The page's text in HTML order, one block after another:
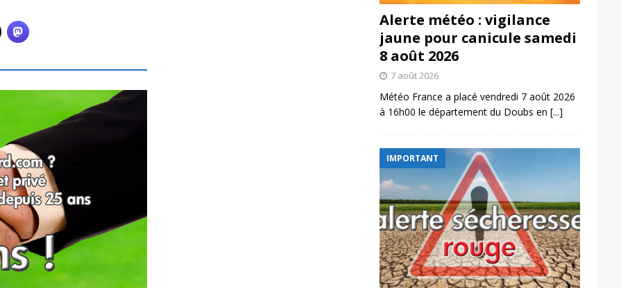
Alerte météo : vigilance
jaune pour canicule samedi
8 août 2026
7 août 2026
Météo France a placé vendredi 7 août 2026
à 16h00 le département du Doubs en [...]
IMPORTANT